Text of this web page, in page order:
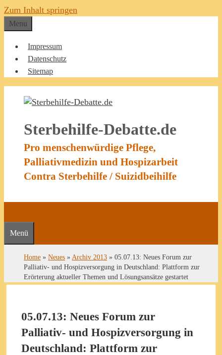
Zum Inhalt springen
Menu
Impressum
Datenschutz
Sitemap
Sterbehilfe-Debatte.de
Pro menschenwürdige Pflege,
Palliativmedizin und Hospizarbeit
Contra Sterbehilfe / Suizidbeihilfe
Menü
Home » Neues » Archiv 2013 » 05.07.13: Neues Forum zur
Palliativ- und Hospizversorgung in Deutschland: Plattform zur
Erörterung aktueller Themen und Lösungsansätze gestartet
05.07.13: Neues Forum zur
Palliativ- und Hospizversorgung in
Deutschland: Plattform zur